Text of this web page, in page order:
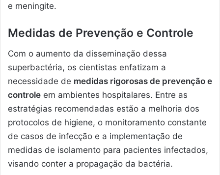
e meningite.
Medidas de Prevenção e Controle
Com o aumento da disseminação dessa
superbactéria, os cientistas enfatizam a
necessidade de medidas rigorosas de prevenção e
controle em ambientes hospitalares. Entre as
estratégias recomendadas estão a melhoria dos
protocolos de higiene, o monitoramento constante
de casos de infecção e a implementação de
medidas de isolamento para pacientes infectados,
visando conter a propagação da bactéria.